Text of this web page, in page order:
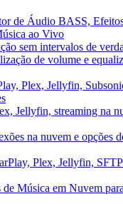
de Áudio BASS,
ao Vivo
sem intervalos de
de volume e
Plex, Jellyfin,
Jellyfin, streaming na
na nuvem e opções
Plex, Jellyfin,
Música em Nuvem